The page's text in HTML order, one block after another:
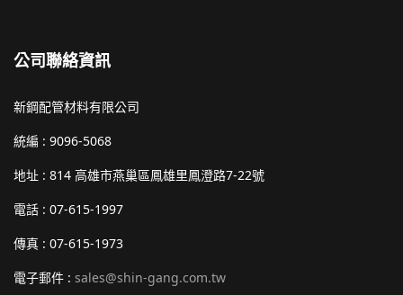
公司聯絡資訊
新鋼配管材料有限公司
統編 : 9096-5068
地址 : 814 高雄市燕巢區鳳雄里鳳澄路7-22號
電話 : 07-615-1997
傳真 : 07-615-1973
電子郵件 : sales@shin-gang.com.tw